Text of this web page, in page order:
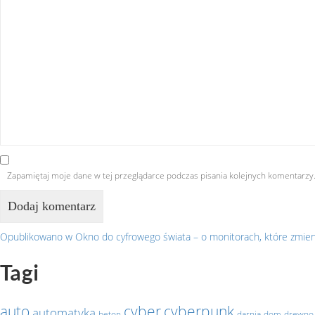
Zapamiętaj moje dane w tej przeglądarce podczas pisania kolejnych komentarzy.
Nawigacja
wpisu
Opublikowano w Okno do cyfrowego świata – o monitorach, które
Tagi